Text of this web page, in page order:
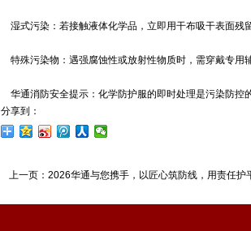
湿式污染：若接触液体化学品，立即用干布吸干表面残
特殊污染物：遇强腐蚀性或放射性物质时，需穿戴专用
华通消防安全提示：化学防护服的即时处理是污染防控
分享到：
上一页： 2026华通与您携手，以匠心筑防线，用责任护